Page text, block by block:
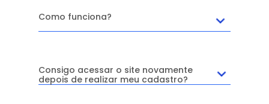
Como funciona?
Consigo acessar o site novamente
depois de realizar meu cadastro?